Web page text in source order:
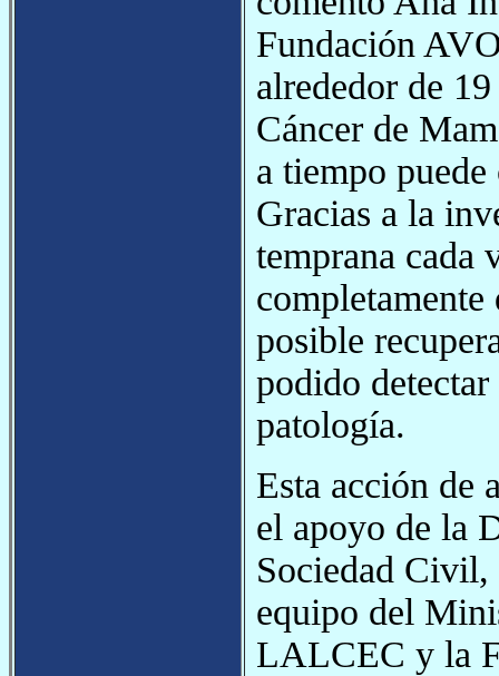
Fundación
alrededor de
Cáncer de
a tiempo puede
Gracias a la
temprana cada
completamente
posible
podido
patología.
Esta acción de
el apoyo de la
Sociedad
equipo del
LALCEC y la